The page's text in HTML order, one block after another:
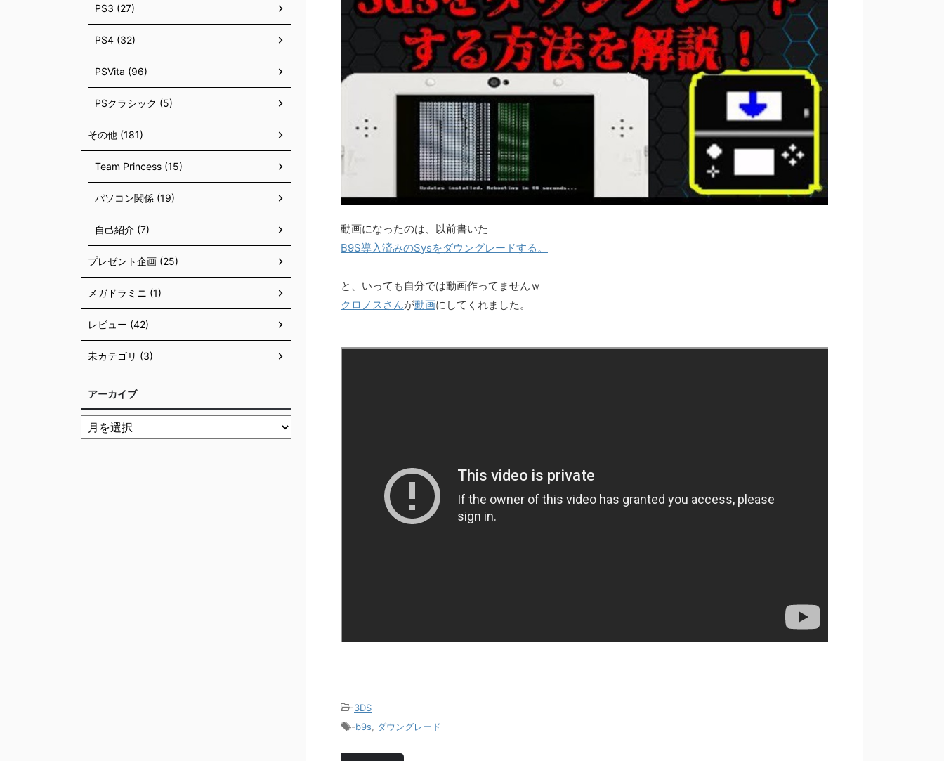
動画になったのは、以前書いた
B9S導入済みのSysをダウングレードする。
と、いっても自分では動画作ってませんｗ
クロノスさんが動画にしてくれました。
-3DS
-b9s ダウングレード
PS3 (27)
PS4 (32)
PSVita (96)
PSクラシック (5)
その他 (181)
Team Princess (15)
パソコン関係 (19)
自己紹介 (7)
プレゼント企画 (25)
メガドラミニ (1)
レビュー (42)
未カテゴリ (3)
アーカイブ